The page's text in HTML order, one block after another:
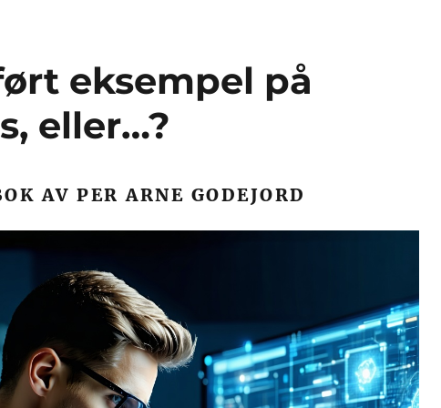
eksempel på
eller…?
AV PER ARNE GODEJORD